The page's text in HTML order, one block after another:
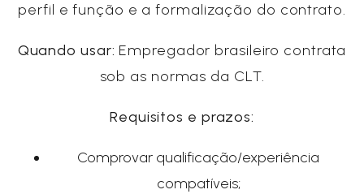
perfil e função e a formalização do contrato.
Quando usar: Empregador brasileiro contrata
sob as normas da CLT.
Requisitos e prazos:
Comprovar qualificação/experiência
compatíveis;